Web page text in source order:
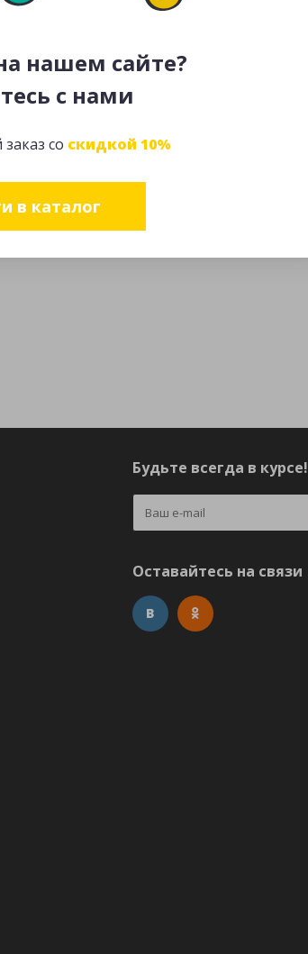
нашем сайте?
с нами
со скидкой 10%
в каталог
Будьте всегда в курсе!
Оставайтесь на связи